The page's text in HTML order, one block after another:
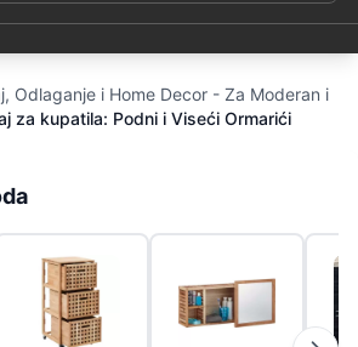
Odlaganje i Home Decor - Za Moderan i
za kupatila: Podni i Viseći Ormarići